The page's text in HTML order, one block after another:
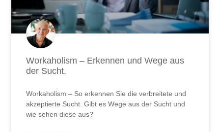
Workaholism – Erkennen und Wege aus
der Sucht.
Workaholism – So erkennen Sie die verbreitete und
akzeptierte Sucht. Gibt es Wege aus der Sucht und
wie sehen diese aus?